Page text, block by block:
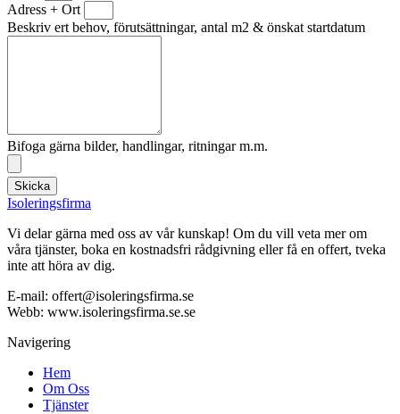
Adress + Ort
Beskriv ert behov, förutsättningar, antal m2 & önskat startdatum
Bifoga gärna bilder, handlingar, ritningar m.m.
Skicka
Isoleringsfirma
Vi delar gärna med oss av vår kunskap! Om du vill veta mer om
våra tjänster, boka en kostnadsfri rådgivning eller få en offert, tveka
inte att höra av dig.
E-mail: offert@isoleringsfirma.se
Webb: www.isoleringsfirma.se.se
Navigering
Hem
Om Oss
Tjänster